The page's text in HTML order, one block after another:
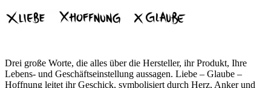
Drei große Worte, die alles über die Hersteller, ihr Produkt, Ihre
Lebens- und Geschäftseinstellung aussagen. Liebe – Glaube –
Hoffnung leitet ihr Geschick, symbolisiert durch Herz, Anker und